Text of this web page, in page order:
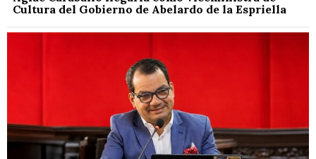
Cultura del Gobierno de Abelardo de la Espriella